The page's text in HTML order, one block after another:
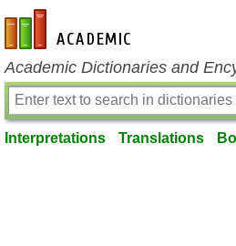
en-academic.com
Academic Dictionaries and
Interpretations Translations